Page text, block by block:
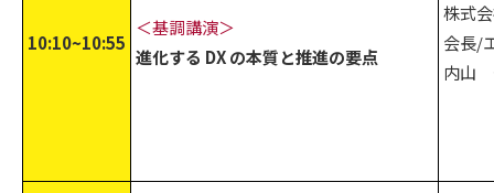
10:10~10:55
＜基調講演＞
進化する DX の本質と推進の要点
株式
会長/
内山